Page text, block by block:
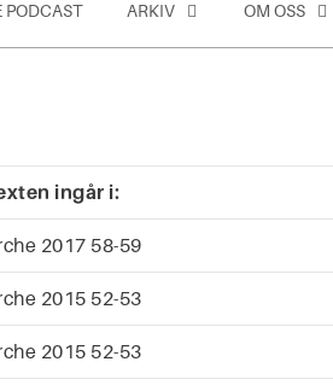
PODCAST ARKIV OM OSS
ingår i:
2017 58-59
2015 52-53
2015 52-53